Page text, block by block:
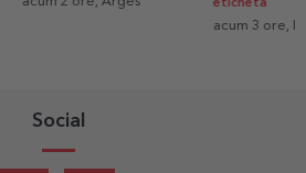
eticheta
acum 3 ore,
Social